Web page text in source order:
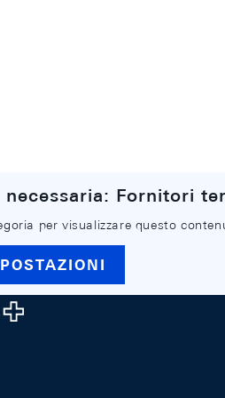
necessaria: Fornitori
per visualizzare questo